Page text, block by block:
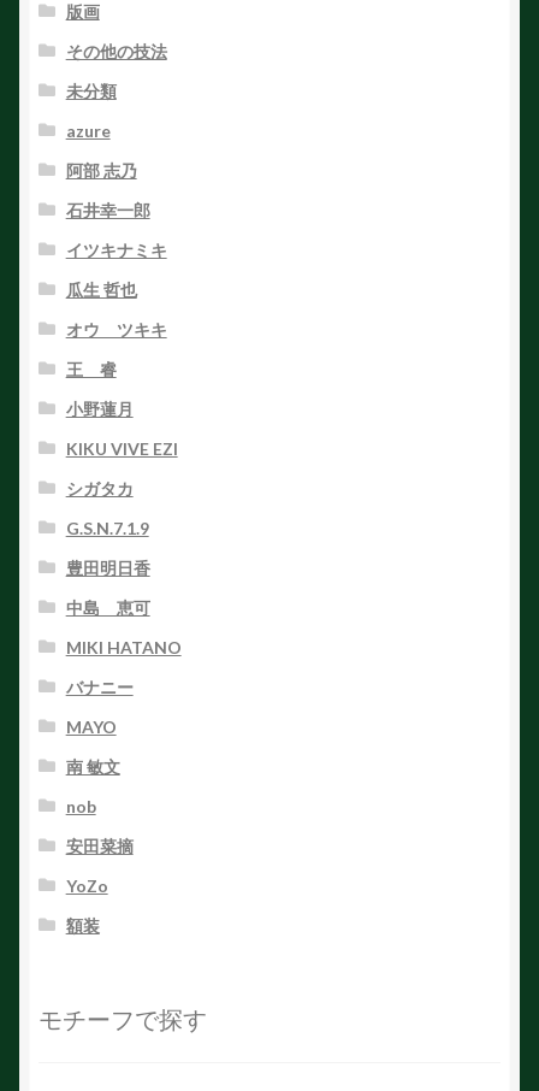
版画
その他の技法
未分類
azure
阿部 志乃
石井幸一郎
イツキナミキ
瓜生 哲也
オウ ツキキ
王 睿
小野蓮月
KIKU VIVE EZI
シガタカ
G.S.N.7.1.9
豊田明日香
中島 恵可
MIKI HATANO
バナニー
MAYO
南 敏文
nob
安田菜摘
YoZo
額装
モチーフで探す